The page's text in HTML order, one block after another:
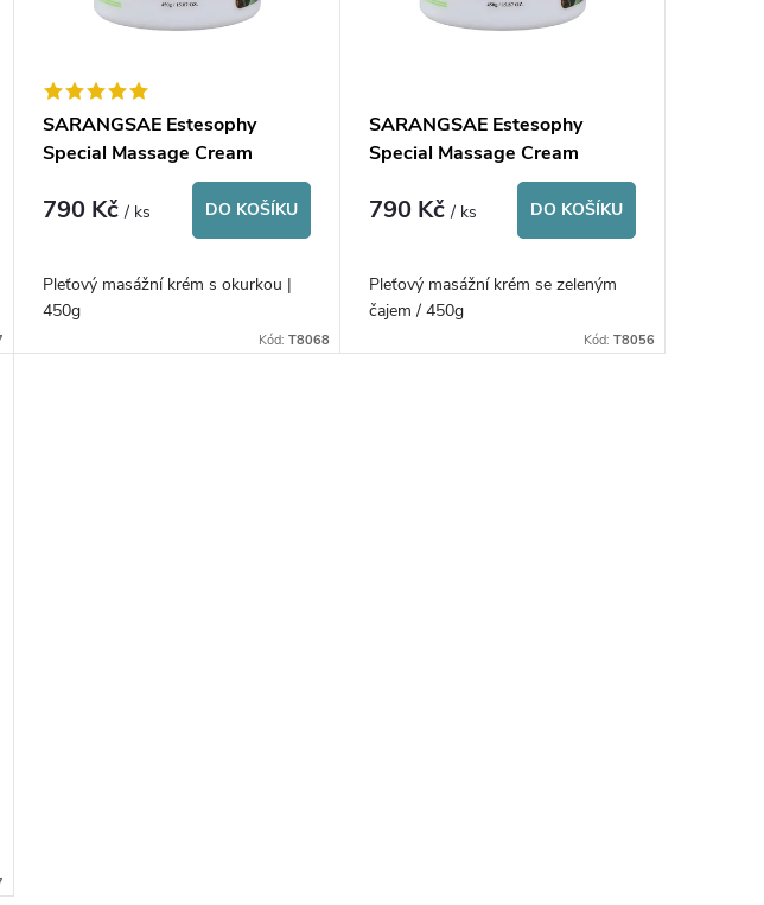
SARANGSAE Estesophy
Special Massage Cream
790 Kč/ ks DO KOŠÍKU
Pleťový masážní krém s okurkou |
450g
Kód: T8068
SARANGSAE Estesophy
Special Massage Cream
790 Kč/ ks DO KOŠÍKU
Pleťový masážní krém se zeleným
čajem / 450g
Kód: T8056